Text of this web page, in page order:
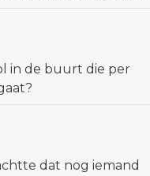
in de buurt die per
dat nog iemand